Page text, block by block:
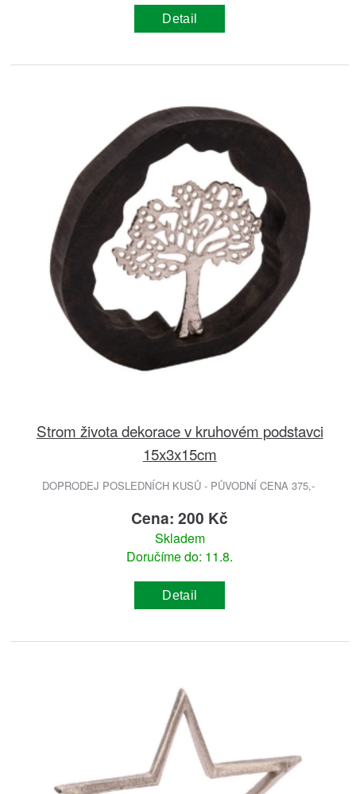
Detail
Strom života dekorace v kruhovém podstavci
15x3x15cm
DOPRODEJ POSLEDNÍCH KUSŮ - PŮVODNÍ CENA 375,-
Cena: 200 Kč
Skladem
Doručíme do: 11.8.
Detail